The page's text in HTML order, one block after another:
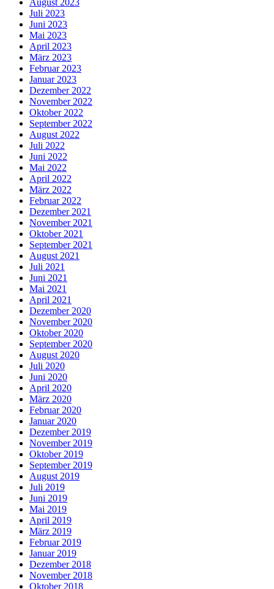
August 2023
Juli 2023
Juni 2023
Mai 2023
April 2023
März 2023
Februar 2023
Januar 2023
Dezember 2022
November 2022
Oktober 2022
September 2022
August 2022
Juli 2022
Juni 2022
Mai 2022
April 2022
März 2022
Februar 2022
Dezember 2021
November 2021
Oktober 2021
September 2021
August 2021
Juli 2021
Juni 2021
Mai 2021
April 2021
Dezember 2020
November 2020
Oktober 2020
September 2020
August 2020
Juli 2020
Juni 2020
April 2020
März 2020
Februar 2020
Januar 2020
Dezember 2019
November 2019
Oktober 2019
September 2019
August 2019
Juli 2019
Juni 2019
Mai 2019
April 2019
März 2019
Februar 2019
Januar 2019
Dezember 2018
November 2018
Oktober 2018